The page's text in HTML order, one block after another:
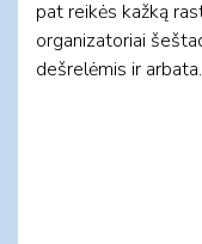
pat reikės kažką
organizatoriai
dešrelėmis ir arbata.